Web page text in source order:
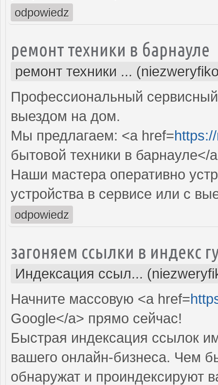
odpowiedz
ремонт техники в барнауле
ремонт техники ...
Профессиональный
выездом на дом.
Мы предлагаем: <a href=
бытовой техники в барнауле</
Наши мастера оперативно
устройства в сервисе или с
odpowiedz
загоняем ссылки в индекс
Индексация ссыл...
Начните массовую <a href=
Google</a> прямо cейчас!
Быстрая индексация ссылок
вашего онлайн-бизнеса. Чем
обнаружат и проиндексируют